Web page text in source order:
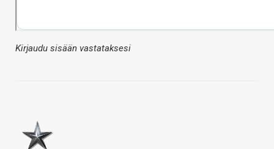
Kirjaudu sisään vastataksesi